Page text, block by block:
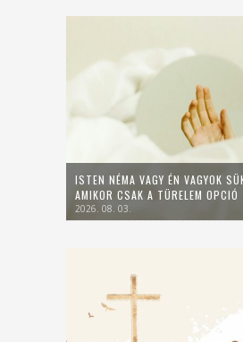
ISTEN NÉMA VAGY ÉN VAGYOK
AMIKOR CSAK A TÜRELEM OPCIÓ
2026. 08. 03.